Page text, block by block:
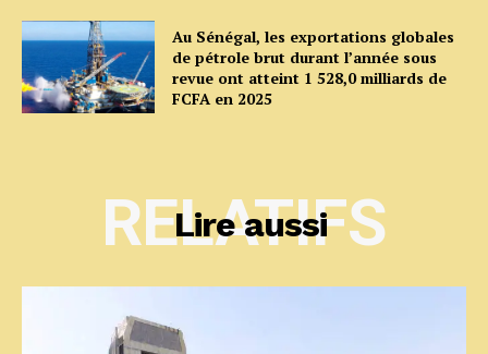
Au Sénégal, les exportations globales
de pétrole brut durant l’année sous
revue ont atteint 1 528,0 milliards de
FCFA en 2025
Lire aussi
RELATIFS